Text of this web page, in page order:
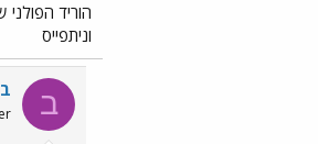
הוריד
וניתפייס
ב